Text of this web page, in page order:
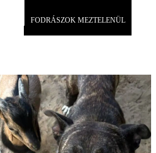
FODRÁSZOK MEZTELENÜL